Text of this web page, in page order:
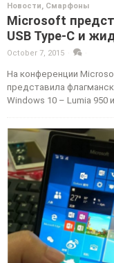
Новости, Смарфоны
Microsoft
USB Type-C и
October 7, 2015
На конференции
представила
Windows 10 – Lumia 950 и